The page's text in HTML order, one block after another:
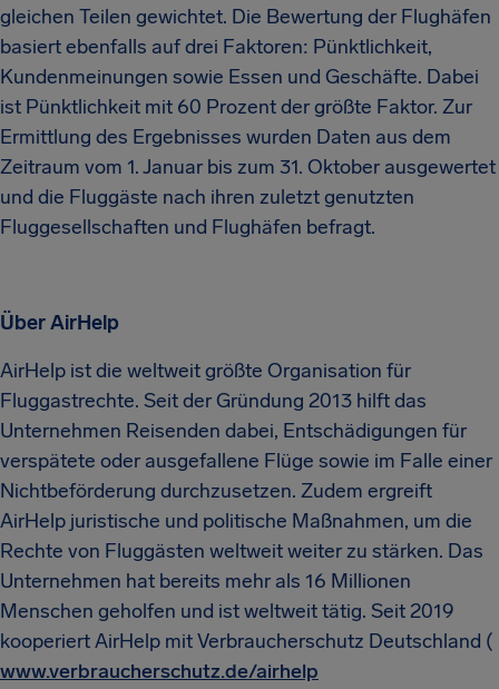
gleichen Teilen gewichtet. Die Bewertung der Flughäfen
basiert ebenfalls auf drei Faktoren: Pünktlichkeit,
Kundenmeinungen sowie Essen und Geschäfte. Dabei
ist Pünktlichkeit mit 60 Prozent der größte Faktor. Zur
Ermittlung des Ergebnisses wurden Daten aus dem
Zeitraum vom 1. Januar bis zum 31. Oktober ausgewertet
und die Fluggäste nach ihren zuletzt genutzten
Fluggesellschaften und Flughäfen befragt.
Über AirHelp
AirHelp ist die weltweit größte Organisation für
Fluggastrechte. Seit der Gründung 2013 hilft das
Unternehmen Reisenden dabei, Entschädigungen für
verspätete oder ausgefallene Flüge sowie im Falle einer
Nichtbeförderung durchzusetzen. Zudem ergreift
AirHelp juristische und politische Maßnahmen, um die
Rechte von Fluggästen weltweit weiter zu stärken. Das
Unternehmen hat bereits mehr als 16 Millionen
Menschen geholfen und ist weltweit tätig. Seit 2019
kooperiert AirHelp mit Verbraucherschutz Deutschland (
www.verbraucherschutz.de/airhelp